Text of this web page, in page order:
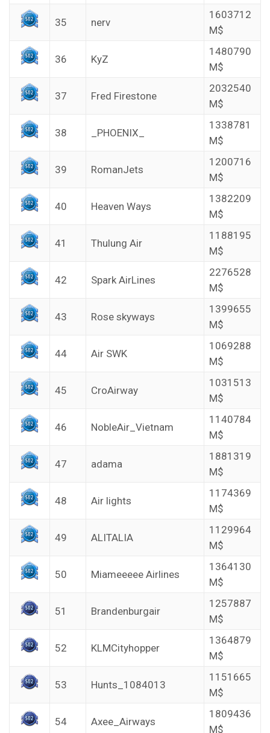
35 nerv
1603712
M$
36 KyZ
1480790
M$
37 Fred Firestone
2032540
M$
38 _PHOENIX_
1338781
M$
39 RomanJets
1200716
M$
40 Heaven Ways
1382209
M$
41 Thulung Air
1188195
M$
42 Spark AirLines
2276528
M$
43 Rose skyways
1399655
M$
44 Air SWK
1069288
M$
45 CroAirway
1031513
M$
46 NobleAir_Vietnam
1140784
M$
47 adama
1881319
M$
48 Air lights
1174369
M$
49 ALITALIA
1129964
M$
50 Miameeeee Airlines
1364130
M$
51 Brandenburgair
1257887
M$
52 KLMCityhopper
1364879
M$
53 Hunts_1084013
1151665
M$
54 Axee_Airways
1809436
M$